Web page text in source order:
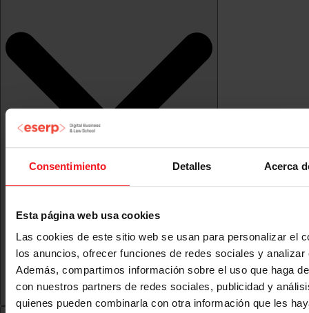
Consentimiento Detalles Acerca
Esta página web usa cookies
Las cookies de este sitio web se usan para personalizar el
los anuncios, ofrecer funciones de redes sociales y analizar
Además, compartimos información sobre el uso que haga
con nuestros partners de redes sociales, publicidad y
quienes pueden combinarla con otra información que les